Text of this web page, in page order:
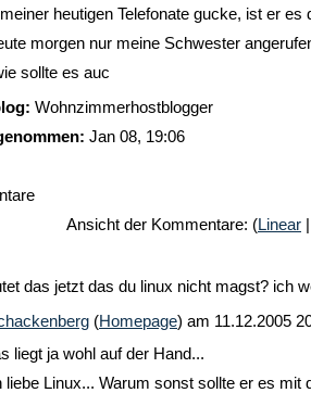
heutigen Telefonate gucke, ist er es
morgen nur meine Schwester
sollte es auc
Wohnzimmerhostblogger
Jan 08, 19:06
Ansicht der Kommentare: (Linear
das jetzt das du linux nicht magst? ich
(Homepage) am 11.12.2005
liegt ja wohl auf der Hand...
liebe Linux... Warum sonst sollte er es